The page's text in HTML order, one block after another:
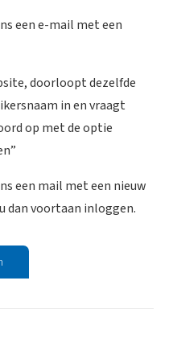
een e-mail met een
doorloopt dezelfde
in en vraagt
op met de optie
een mail met een nieuw
dan voortaan inloggen.